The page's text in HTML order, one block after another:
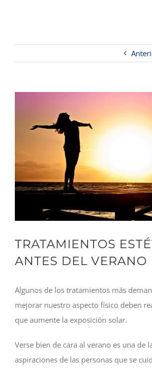
TRATAMIENTOS
ANTES DEL VERANO
Algunos de los tratamientos más
mejorar nuestro aspecto físico deben
que aumente la exposición solar.
Verse bien de cara al verano es una de
aspiraciones de las personas que se